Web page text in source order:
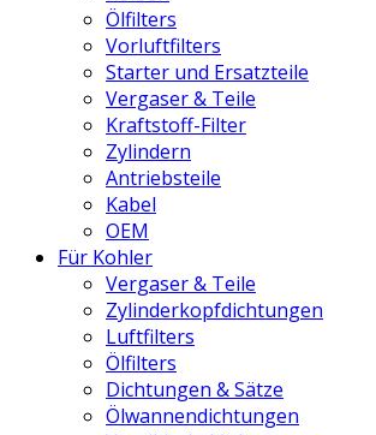
Ölfilters
Vorluftfilters
Starter und Ersatzteile
Vergaser & Teile
Kraftstoff-Filter
Zylindern
Antriebsteile
Kabel
OEM
Für Kohler
Vergaser & Teile
Zylinderkopfdichtungen
Luftfilters
Ölfilters
Dichtungen & Sätze
Ölwannendichtungen